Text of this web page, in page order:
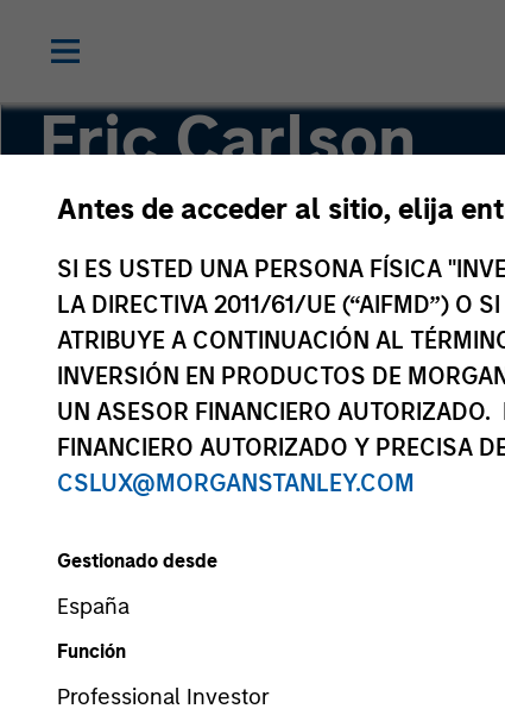
Antes de acceder al sitio, elija
SI ES USTED UNA PERSONA FÍSICA
LA DIRECTIVA 2011/61/UE (“AIFMD”) O
ATRIBUYE A CONTINUACIÓN AL
INVERSIÓN EN PRODUCTOS DE
UN ASESOR FINANCIERO
FINANCIERO AUTORIZADO Y PRECISA
CSLUX@MORGANSTANLEY.COM
Gestionado desde
España
Función
Professional Investor
Eric Carlson
Managing Director
YEARS OF INDUSTRY EXPERIENCE
30 Years